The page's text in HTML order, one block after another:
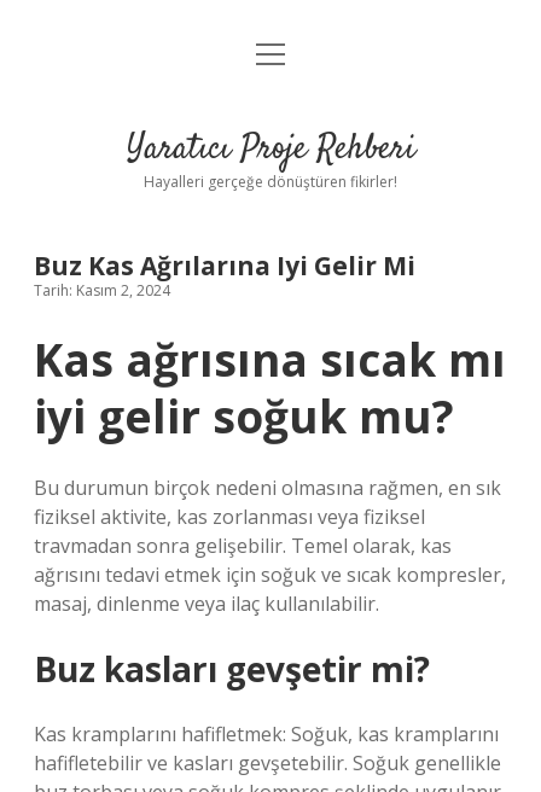
Anasayfa
Yasal Uyarı
menüyü
Yaratıcı Proje Rehberi
Hayalleri gerçeğe dönüştüren fikirler!
Buz Kas Ağrılarına Iyi Gelir Mi
Tarih: Kasım 2, 2024
Kas ağrısına sıcak mı
iyi gelir soğuk mu?
Bu durumun birçok nedeni olmasına rağmen, en sık
fiziksel aktivite, kas zorlanması veya fiziksel
travmadan sonra gelişebilir. Temel olarak, kas
ağrısını tedavi etmek için soğuk ve sıcak kompresler,
masaj, dinlenme veya ilaç kullanılabilir.
Buz kasları gevşetir mi?
Kas kramplarını hafifletmek: Soğuk, kas kramplarını
hafifletebilir ve kasları gevşetebilir. Soğuk genellikle